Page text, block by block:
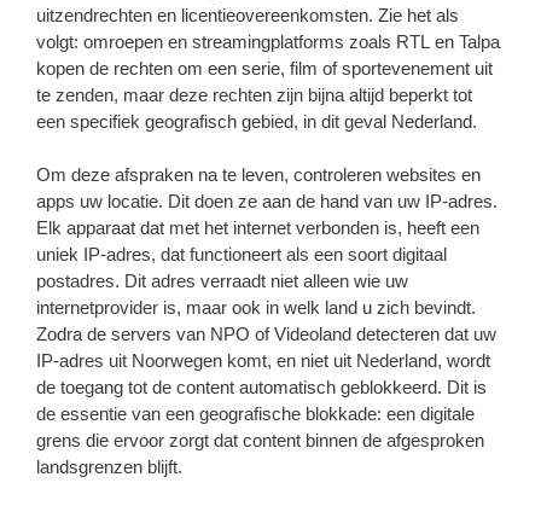
uitzendrechten en licentieovereenkomsten. Zie het als
volgt: omroepen en streamingplatforms zoals RTL en Talpa
kopen de rechten om een serie, film of sportevenement uit
te zenden, maar deze rechten zijn bijna altijd beperkt tot
een specifiek geografisch gebied, in dit geval Nederland.
Om deze afspraken na te leven, controleren websites en
apps uw locatie. Dit doen ze aan de hand van uw IP-adres.
Elk apparaat dat met het internet verbonden is, heeft een
uniek IP-adres, dat functioneert als een soort digitaal
postadres. Dit adres verraadt niet alleen wie uw
internetprovider is, maar ook in welk land u zich bevindt.
Zodra de servers van NPO of Videoland detecteren dat uw
IP-adres uit Noorwegen komt, en niet uit Nederland, wordt
de toegang tot de content automatisch geblokkeerd. Dit is
de essentie van een geografische blokkade: een digitale
grens die ervoor zorgt dat content binnen de afgesproken
landsgrenzen blijft.